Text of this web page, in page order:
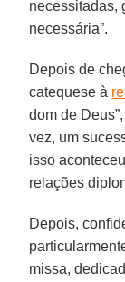
necessitadas,
necessária”.
Depois de
catequese à
dom de
vez, um
isso
relações
Depois,
missa,